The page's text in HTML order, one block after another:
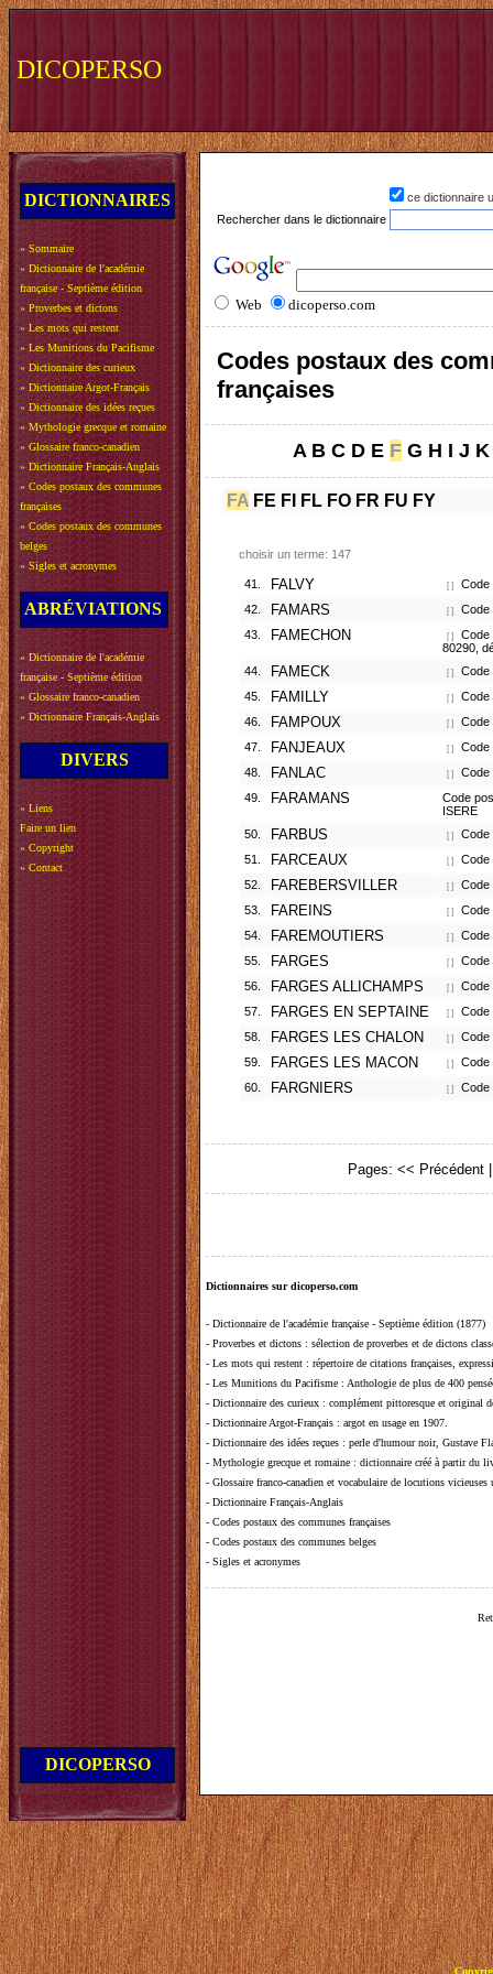
DICOPERSO
DICTIONNAIRES
» Sommaire
» Dictionnaire de l'académie
française - Septième édition
» Proverbes et dictons
» Les mots qui restent
» Les Munitions du Pacifisme
» Dictionnaire des curieux
» Dictionnaire Argot-Français
» Dictionnaire des idées reçues
» Mythologie grecque et romaine
» Glossaire franco-canadien
» Dictionnaire Français-Anglais
» Codes postaux des communes
françaises
» Codes postaux des communes
belges
» Sigles et acronymes
ABRÉVIATIONS
» Dictionnaire de l'académie
française - Septième édition
» Glossaire franco-canadien
» Dictionnaire Français-Anglais
DIVERS
» Liens
Faire un lien
» Copyright
» Contact
DICOPERSO
ce dictionnaire
Rechercher dans le dictionnaire
Web dicoperso.com
Codes postaux des
françaises
A B C D E F G H I J K
FA FE FI FL FO FR FU FY
choisir un terme: 147
41. FALVY [ ]
Code
42.
FAMARS [ ]
Code
43.
FAMECHON [ ]
Code
80290,
44.
FAMECK [ ]
Code
45.
FAMILLY [ ]
Code
46.
FAMPOUX [ ]
Code
47.
FANJEAUX [ ]
Code
48.
FANLAC [ ]
Code
49.
FARAMANS
Code
ISERE
50.
FARBUS [ ]
Code
51.
FARCEAUX [ ]
Code
52.
FAREBERSVILLER [ ]
Code
53.
FAREINS [ ]
Code
54.
FAREMOUTIERS [ ]
Code
55.
FARGES [ ]
Code
56.
FARGES ALLICHAMPS [ ]
Code
57.
FARGES EN SEPTAINE [ ]
Code
58.
FARGES LES CHALON [ ]
Code
59.
FARGES LES MACON [ ]
Code
60.
FARGNIERS [ ] Code
Pages: << Précédent
Dictionnaires sur dicoperso.com
- Dictionnaire de l'académie française - Septième édition (1877)
- Proverbes et dictons : sélection de proverbes et de dictons
- Les mots qui restent : répertoire de citations françaises,
- Les Munitions du Pacifisme : Anthologie de plus de 400
- Dictionnaire des curieux : complément pittoresque et original
- Dictionnaire Argot-Français : argot en usage en 1907.
- Dictionnaire des idées reçues : perle d'humour noir, Gustave
- Mythologie grecque et romaine : dictionnaire créé à partir du
- Glossaire franco-canadien et vocabulaire de locutions vicieuses
- Dictionnaire Français-Anglais
- Codes postaux des communes françaises
- Codes postaux des communes belges
- Sigles et acronymes